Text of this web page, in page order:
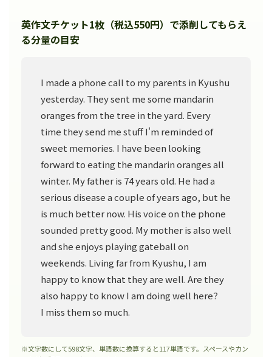
英作文チケット1枚（税込550円）で添削してもらえ
る分量の目安
I made a phone call to my parents in Kyushu
yesterday. They sent me some mandarin
oranges from the tree in the yard. Every
time they send me stuff I'm reminded of
sweet memories. I have been looking
forward to eating the mandarin oranges all
winter. My father is 74 years old. He had a
serious disease a couple of years ago, but he
is much better now. His voice on the phone
sounded pretty good. My mother is also well
and she enjoys playing gateball on
weekends. Living far from Kyushu, I am
happy to know that they are well. Are they
also happy to know I am doing well here?
I miss them so much.
※文字数にして598文字、単語数に換算すると117単語です。スペースやカン